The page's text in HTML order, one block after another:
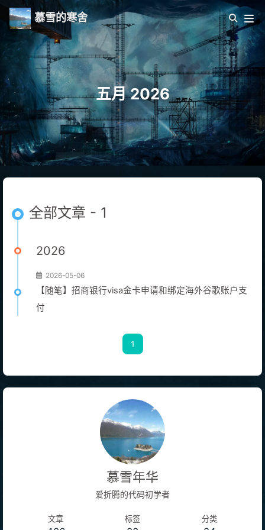
慕雪的寒舍
五月 2026
全部文章 - 1
2026
2026-05-06
【随笔】招商银行visa金卡申请和绑定海外谷歌账户支
付
1
慕雪年华
爱折腾的代码初学者
文章 标签 分类